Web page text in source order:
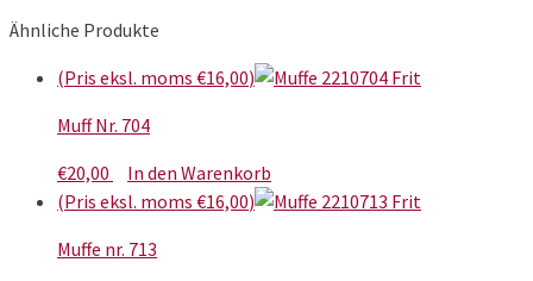
Ähnliche Produkte
(Pris eksl. moms €16,00)
Muff Nr. 704
€20,00
In den Warenkorb
(Pris eksl. moms €16,00)
Muffe nr. 713